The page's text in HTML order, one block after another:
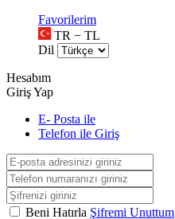
Favorilerim
TR − TL
Dil
Hesabım
Giriş Yap
E- Posta ile
Telefon ile Giriş
Beni Hatırla Şifremi Unuttum